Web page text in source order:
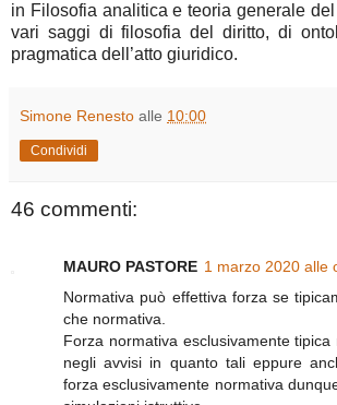
in Filosofia analitica e teoria generale
vari saggi di filosofia del diritto, di
pragmatica dell’atto giuridico.
Simone Renesto alle 10:00
Condividi
46 commenti:
MAURO PASTORE 1 marzo 2020 alle
Normativa può effettiva forza se
che normativa.
Forza normativa esclusivamente
negli avvisi in quanto tali eppure
forza esclusivamente normativa